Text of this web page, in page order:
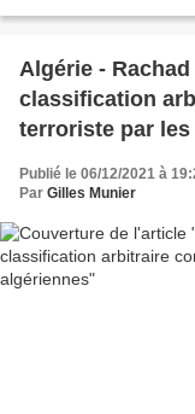
Algérie -
classification
terroriste par
Publié le 06/12/2021 à
Par Gilles Munier